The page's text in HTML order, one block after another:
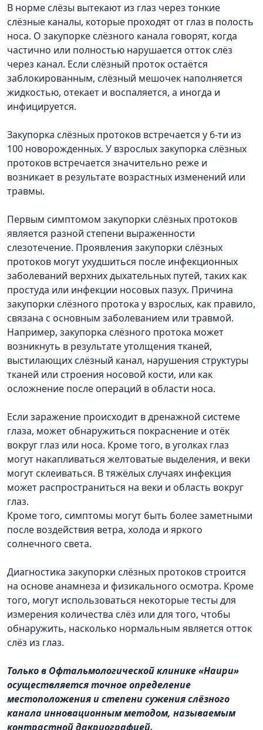
В норме слёзы вытекают из глаз через тонкие
слёзные каналы, которые проходят от глаз в полость
носа. О закупорке слёзного канала говорят, когда
частично или полностью нарушается отток слёз
через канал. Если слёзный проток остаётся
заблокированным, слёзный мешочек наполняется
жидкостью, отекает и воспаляется, а иногда и
инфицируется.
Закупорка слёзных протоков встречается у 6-ти из
100 новорожденных. У взрослых закупорка слёзных
протоков встречается значительно реже и
возникает в результате возрастных изменений или
травмы.
Первым симптомом закупорки слёзных протоков
является разной степени выраженности
слезотечение. Проявления закупорки слёзных
протоков могут ухудшиться после инфекционных
заболеваний верхних дыхательных путей, таких как
простуда или инфекции носовых пазух. Причина
закупорки слёзного протока у взрослых, как правило,
связана с основным заболеванием или травмой.
Например, закупорка слёзного протока может
возникнуть в результате утолщения тканей,
выстилающих слёзный канал, нарушения структуры
тканей или строения носовой кости, или как
осложнение после операций в области носа.
Если заражение происходит в дренажной системе
глаза, может обнаружиться покраснение и отёк
вокруг глаз или носа. Кроме того, в уголках глаз
могут накапливаться желтоватые выделения, и веки
могут склеиваться. В тяжёлых случаях инфекция
может распространиться на веки и область вокруг
глаз.
Кроме того, симптомы могут быть более заметными
после воздействия ветра, холода и яркого
солнечного света.
Диагностика закупорки слёзных протоков строится
на основе анамнеза и физикального осмотра. Кроме
того, могут использоваться некоторые тесты для
измерения количества слёз или для того, чтобы
обнаружить, насколько нормальным является отток
слёз из глаз.
Только в Офтальмологической клинике «Наири»
осуществляется точное определение
местоположения и степени сужения слёзного
канала инновационным методом, называемым
контрастной дакриографией.